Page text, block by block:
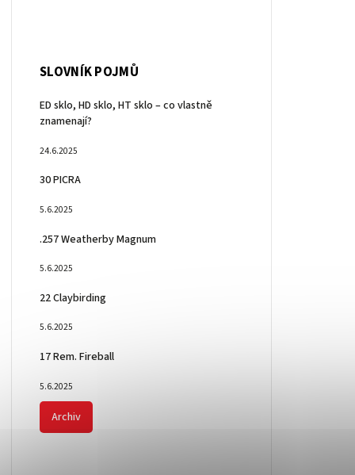
SLOVNÍK POJMŮ
ED sklo, HD sklo, HT sklo – co vlastně
znamenají?
24.6.2025
30 PICRA
5.6.2025
.257 Weatherby Magnum
5.6.2025
22 Claybirding
5.6.2025
17 Rem. Fireball
5.6.2025
Archiv